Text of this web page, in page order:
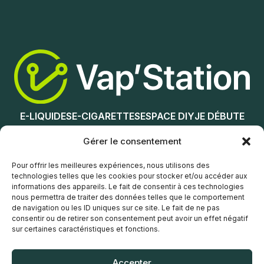
Gérer le consentement
Pour offrir les meilleures expériences, nous utilisons des
technologies telles que les cookies pour stocker et/ou accéder aux
informations des appareils. Le fait de consentir à ces technologies
nous permettra de traiter des données telles que le comportement
de navigation ou les ID uniques sur ce site. Le fait de ne pas
consentir ou de retirer son consentement peut avoir un effet négatif
sur certaines caractéristiques et fonctions.
Ajouter au panier
0
3
6
18
Choix des options
E-LIQUIDESE-CIGARETTESESPACE DIYJE DÉBUTE
NOS MAGASINS
Service client